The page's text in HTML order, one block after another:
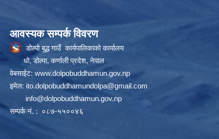
आवस्यक सम्पर्क विवरण
डोल्पो बुद्ध गाउँ कार्यपालिकाको कार्यालय
धो, डोल्पा, कर्णाली प्रदेश, नेपाल
वेबसाईट: www.dolpobuddhamun.gov.np
इमेल: ito.dolpobuddhamundolpa@gmail.com
info@dolpobuddhamun.gov.np
सम्पर्क नं. : ०८७-५५००४६